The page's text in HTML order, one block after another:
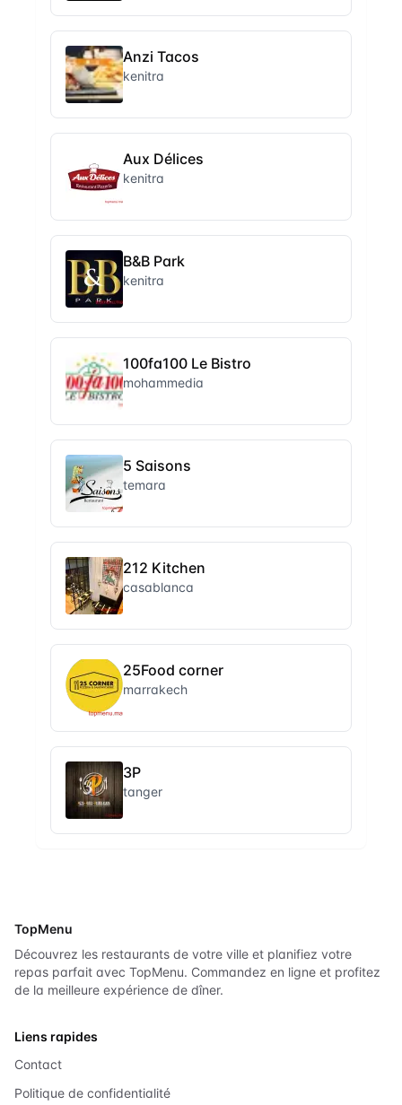
Anzi Tacos
kenitra
Aux Délices
kenitra
B&B Park
kenitra
100fa100 Le Bistro
mohammedia
5 Saisons
temara
212 Kitchen
casablanca
25Food corner
marrakech
3P
tanger
TopMenu
Découvrez les restaurants de votre ville et planifiez votre
repas parfait avec TopMenu. Commandez en ligne et profitez
de la meilleure expérience de dîner.
Liens rapides
Contact
Politique de confidentialité